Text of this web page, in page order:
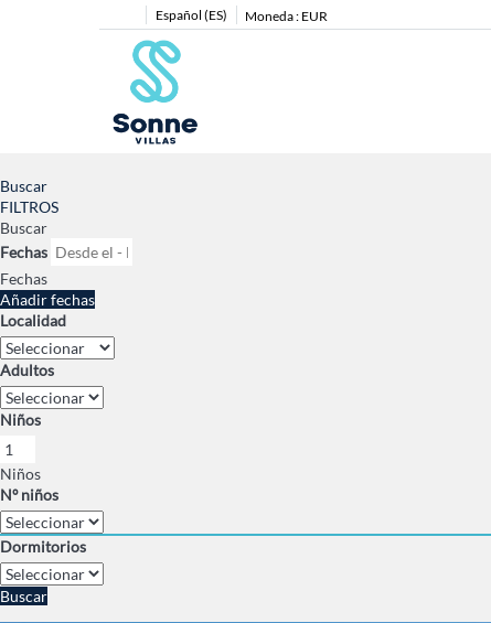
Español (ES) Moneda : EUR
Buscar
FILTROS
Buscar
Fechas
Fechas
Añadir fechas
Localidad
Adultos
Niños
Niños
Nº niños
Dormitorios
Buscar